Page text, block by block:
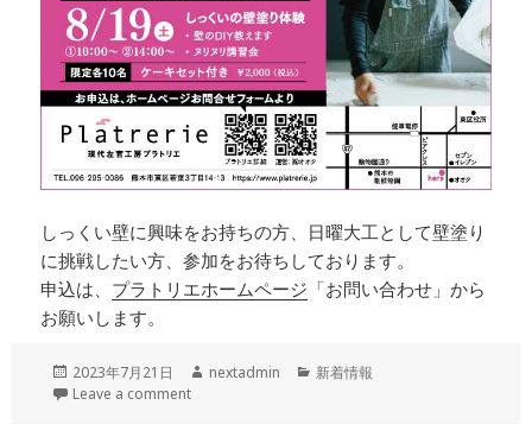
しっくい壁に興味をお持ちの方、日曜大工として壁塗り
に挑戦したい方、参加をお待ちしております。
申込は、 プラトリエホームページ 「お問い合わせ」から
お願いします。
投
稿
2023年7月21日
作
nextadmin
カ
新着情報
Leave a comment